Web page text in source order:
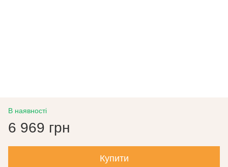
В наявності
6 969 грн
Купити